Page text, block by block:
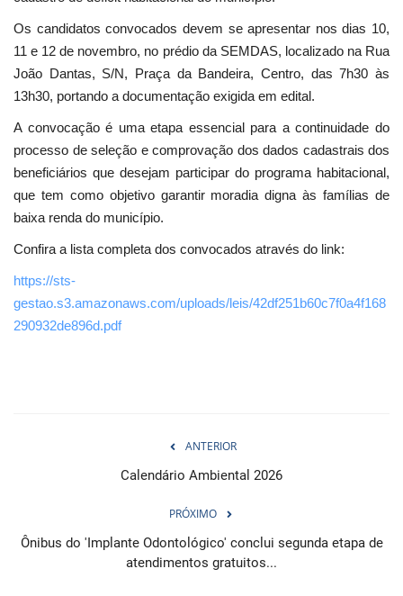
Os candidatos convocados devem se apresentar nos dias 10,
11 e 12 de novembro, no prédio da SEMDAS, localizado na Rua
João Dantas, S/N, Praça da Bandeira, Centro, das 7h30 às
13h30, portando a documentação exigida em edital.
A convocação é uma etapa essencial para a continuidade do
processo de seleção e comprovação dos dados cadastrais dos
beneficiários que desejam participar do programa habitacional,
que tem como objetivo garantir moradia digna às famílias de
baixa renda do município.
Confira a lista completa dos convocados através do link:
https://sts-
gestao.s3.amazonaws.com/uploads/leis/42df251b60c7f0a4f168
290932de896d.pdf
ANTERIOR
Calendário Ambiental 2026
PRÓXIMO
Ônibus do 'Implante Odontológico' conclui segunda etapa de
atendimentos gratuitos...